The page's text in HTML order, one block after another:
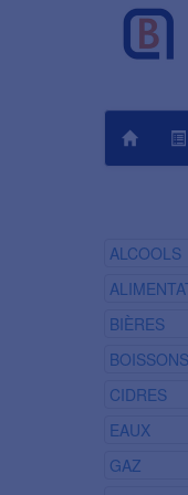
ALCOOLS
BIÈRES
CIDRES
EAUX
GAZ